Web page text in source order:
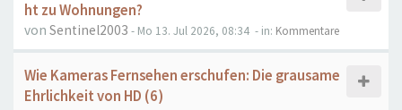
ht zu Wohnungen?
von Sentinel2003 - Mo 13. Jul 2026, 08:34 - in: Kommentare
Wie Kameras Fernsehen erschufen: Die grausame
Ehrlichkeit von HD (6)